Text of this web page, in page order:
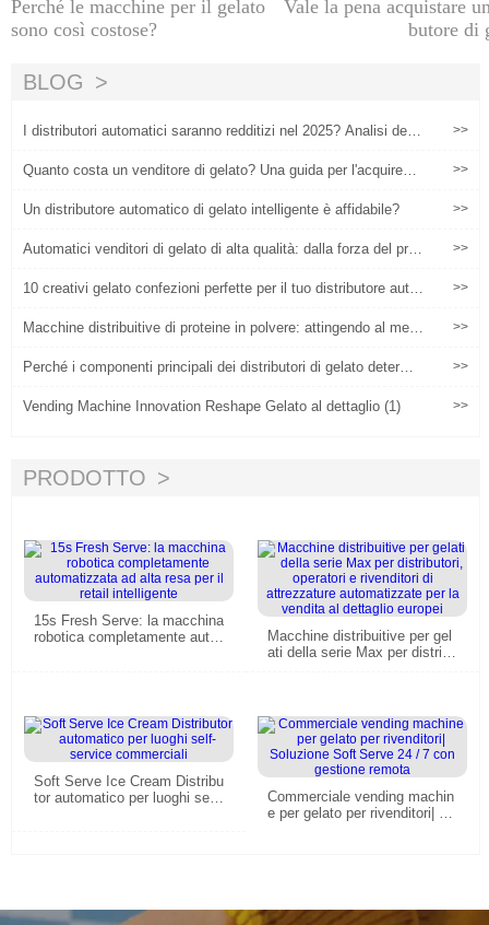
Perché le macchine per il gelato
sono così costose?
Vale la pena acquistare
butore di
BLOG
I distributori automatici saranno redditizi nel 2025? Analisi del
>>
Quanto costa un venditore di gelato? Una guida per l'acquirente
>>
Un distributore automatico di gelato intelligente è affidabile? >>
Automatici venditori di gelato di alta qualità: dalla forza del prod
ale
>>
10 creativi gelato confezioni perfette per il tuo distributore auto
>>
Macchine distribuitive di proteine in polvere: attingendo al merc
>>
Perché i componenti principali dei distributori di gelato determin
>>
Vending Machine Innovation Reshape Gelato al dettaglio (1) >>
PRODOTTO
15s Fresh Serve: la macchina
robotica completamente auto
Macchine distribuitive per gel
ati della serie Max per distribu
Soft Serve Ice Cream Distribu
tor automatico per luoghi self-
Commerciale vending machin
e per gelato per rivenditori| So